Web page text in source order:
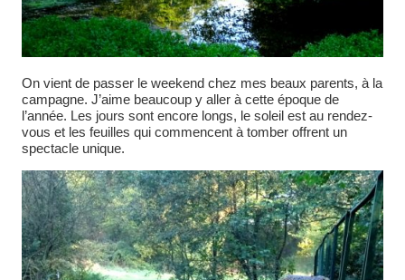
On vient de passer le weekend chez mes beaux parents, à la
campagne. J’aime beaucoup y aller à cette époque de
l’année. Les jours sont encore longs, le soleil est au rendez-
vous et les feuilles qui commencent à tomber offrent un
spectacle unique.